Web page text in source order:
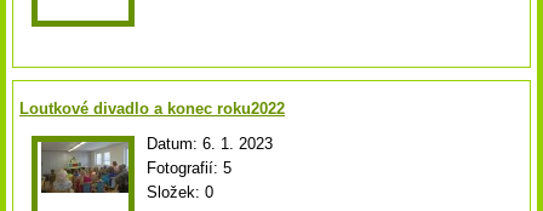
Loutkové divadlo a konec roku2022
Datum: 6. 1. 2023
Fotografií: 5
Složek: 0